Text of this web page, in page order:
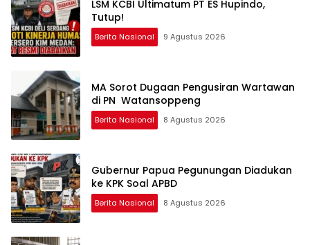
LSM KCBI Ultimatum PT ES Hupindo,
Tutup!
Berita Nasional 9 Agustus 2026
MA Sorot Dugaan Pengusiran Wartawan
di PN Watansoppeng
Berita Nasional 8 Agustus 2026
Gubernur Papua Pegunungan Diadukan
ke KPK Soal APBD
Berita Nasional 8 Agustus 2026